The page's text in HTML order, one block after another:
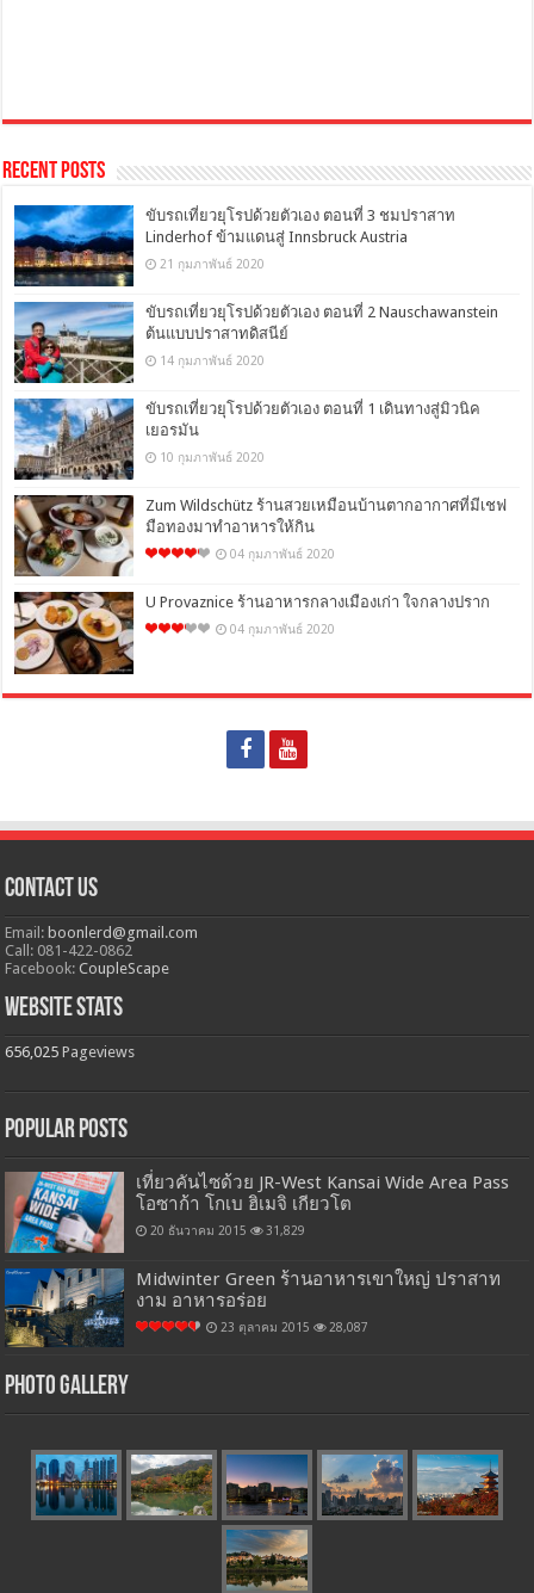
Recent Posts
ขับรถเที่ยวยุโรปด้วยตัวเอง ตอนที่ 3 ชมปราสาท
Linderhof ข้ามแดนสู่ Innsbruck Austria
21 กุมภาพันธ์ 2020
ขับรถเที่ยวยุโรปด้วยตัวเอง ตอนที่ 2 Nauschawanstein
ต้นแบบปราสาทดิสนีย์
14 กุมภาพันธ์ 2020
ขับรถเที่ยวยุโรปด้วยตัวเอง ตอนที่ 1 เดินทางสู่มิวนิค
เยอรมัน
10 กุมภาพันธ์ 2020
Zum Wildschütz ร้านสวยเหมือนบ้านตากอากาศที่มีเชฟ
มือทองมาทำอาหารให้กิน
04 กุมภาพันธ์ 2020
U Provaznice ร้านอาหารกลางเมืองเก่า ใจกลางปราก
04 กุมภาพันธ์ 2020
Contact Us
Email:boonlerd@gmail.com
Call: 081-422-0862
Facebook:CoupleScape
Website Stats
656,025 Pageviews
Popular Posts
เที่ยวคันไซด้วย JR-West Kansai Wide Area Pass
โอซาก้า โกเบ ฮิเมจิ เกียวโต
20 ธันวาคม 2015 31,829
Midwinter Green ร้านอาหารเขาใหญ่ ปราสาท
งาม อาหารอร่อย
23 ตุลาคม 2015 28,087
Photo Gallery